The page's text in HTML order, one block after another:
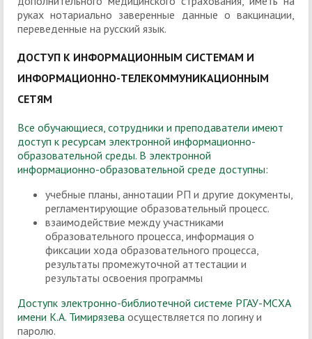
руках нотариально заверенные данные о вакцинации,
переведенные на русский язык.
ДОСТУП К ИНФОРМАЦИОННЫМ СИСТЕМАМ И
ИНФОРМАЦИОННО-ТЕЛЕКОММУНИКАЦИОННЫМ
СЕТЯМ
Все обучающиеся, сотрудники и преподаватели имеют
доступ к ресурсам электронной информационно-
образовательной среды. В электронной
информационно-образовательной среде доступны:
учебные планы, аннотации РП и другие документы,
регламентирующие образовательный процесс.
взаимодействие между участниками
образовательного процесса, информация о
фиксации хода образовательного процесса,
результаты промежуточной аттестации и
результаты освоения программы
Доступк электронно-библиотечной системе РГАУ-МСХА
имени К.А. Тимирязева осуществляется по логину и
паролю.